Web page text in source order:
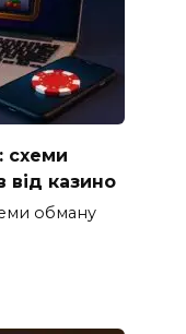
схеми
від казино
обману